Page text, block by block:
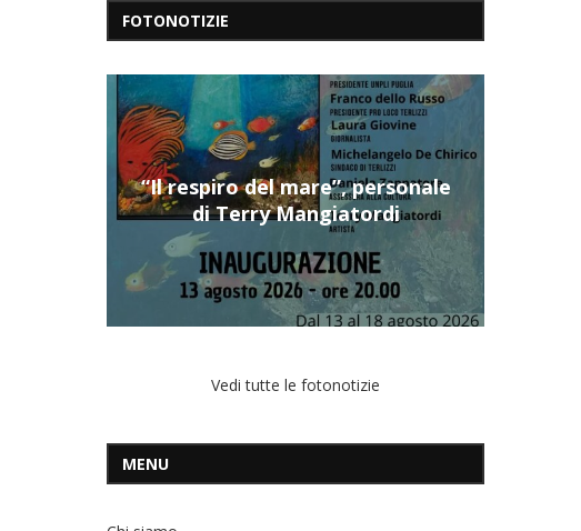
FOTONOTIZIE
“Il respiro del mare”, personale
di Terry Mangiatordi
Vedi tutte le fotonotizie
MENU